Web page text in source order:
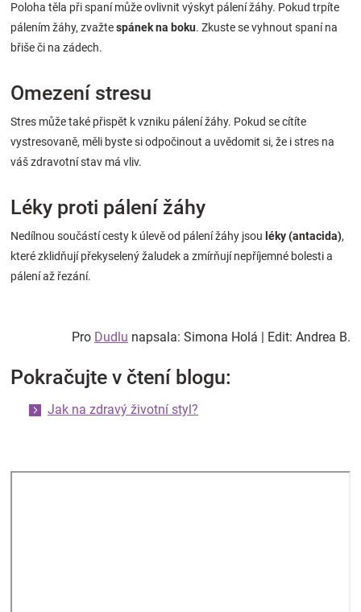
Poloha těla při spaní může ovlivnit výskyt pálení žáhy. Pokud trpíte
pálením žáhy, zvažtespánek na boku. Zkuste se vyhnout spaní na
břiše či na zádech.
Omezení stresu
Stres může také přispět k vzniku pálení žáhy. Pokud se cítíte
vystresovaně, měli byste si odpočinout a uvědomit si, že i stres na
váš zdravotní stav má vliv.
Léky proti pálení žáhy
Nedílnou součástí cesty k úlevě od pálení žáhy jsou léky (antacida),
které zklidňují překyselený žaludek a zmírňují nepříjemné bolesti a
pálení až řezání.
Pro Dudlu napsala: Simona Holá | Edit: Andrea B.
Pokračujte v čtení blogu:
Jak na zdravý životní styl?